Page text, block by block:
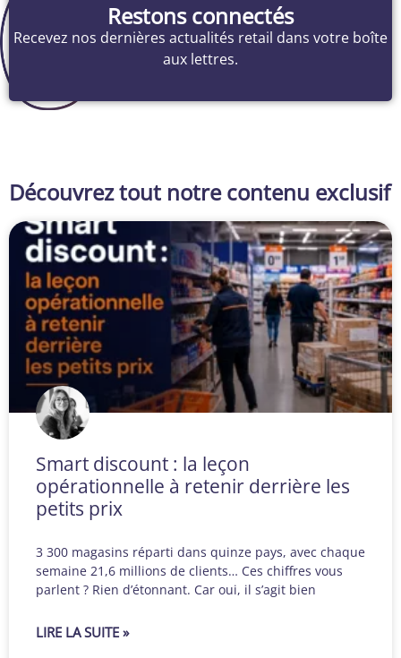
Restons connectés
Recevez nos dernières actualités retail dans votre boîte
aux lettres.
Découvrez tout notre contenu exclusif
Smart discount : la leçon
opérationnelle à retenir derrière les
petits prix
3 300 magasins réparti dans quinze pays, avec chaque
semaine 21,6 millions de clients… Ces chiffres vous
parlent ? Rien d’étonnant. Car oui, il s’agit bien
LIRE LA SUITE »